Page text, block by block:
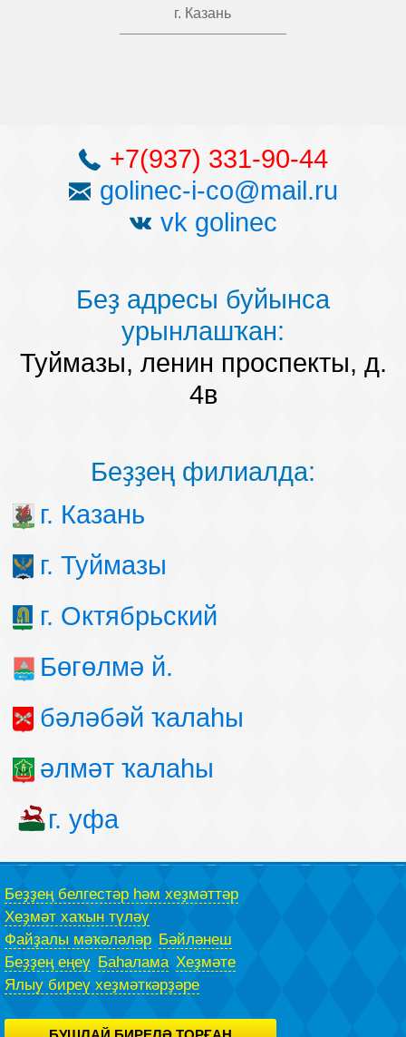
г. Казань
+7(937) 331-90-44
golinec-i-co@mail.ru
vk golinec
Беҙ адресы буйынса
урынлашҡан:
Туймазы, ленин проспекты, д.
4в
Беҙҙең филиалда:
г. Казань
г. Туймазы
г. Октябрьский
Бөгөлмә й.
бәләбәй ҡалаһы
әлмәт ҡалаһы
г. уфа
Беҙҙең белгестәр һәм хеҙмәттәр
Хеҙмәт хаҡын түләү
Файҙалы мәҡәләләр Бәйләнеш
Беҙҙең еңеү Баһалама Хеҙмәте
Ялыу биреү хеҙмәткәрҙәре